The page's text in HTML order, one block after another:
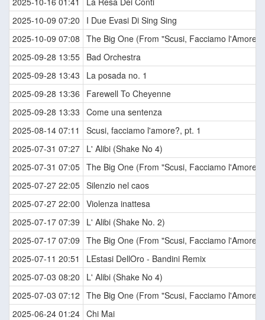
2025-10-09 07:20
I Due Evasi Di Sing Sing
2025-10-09 07:08 The Big One (From "Scusi, Facciamo
2025-09-28 13:55 Bad Orchestra
2025-09-28 13:43
La posada no. 1
2025-09-28 13:36
Farewell To Cheyenne
2025-09-28 13:33 Come una sentenza
2025-08-14 07:11
Scusi, facciamo l'amore?, pt. 1
2025-07-31 07:27 L' Alibi (Shake No 4)
2025-07-31 07:05 The Big One (From "Scusi, Facciamo
2025-07-27 22:05 Silenzio nel caos
2025-07-27 22:00 Violenza inattesa
2025-07-17 07:39
L' Alibi (Shake No. 2)
2025-07-17 07:09 The Big One (From "Scusi, Facciamo
2025-07-11 20:51
LEstasi DellOro - Bandini Remix
2025-07-03 08:20
L' Alibi (Shake No 4)
2025-07-03 07:12 The Big One (From "Scusi, Facciamo
2025-06-24 01:24 Chi Mai